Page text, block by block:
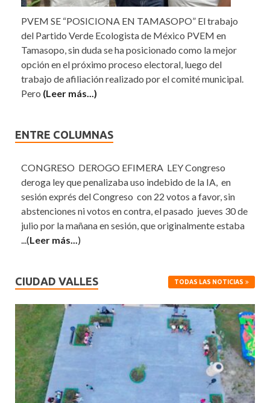
PVEM SE “POSICIONA EN TAMASOPO” El trabajo
del Partido Verde Ecologista de México PVEM en
Tamasopo, sin duda se ha posicionado como la mejor
opción en el próximo proceso electoral, luego del
trabajo de afiliación realizado por el comité municipal.
Pero (Leer más...)
ENTRE COLUMNAS
CONGRESO DEROGO EFIMERA LEY Congreso
deroga ley que penalizaba uso indebido de la IA, en
sesión exprés del Congreso con 22 votos a favor, sin
abstenciones ni votos en contra, el pasado jueves 30 de
julio por la mañana en sesión, que originalmente estaba
...(Leer más... )
CIUDAD VALLES TODAS LAS NOTICIAS